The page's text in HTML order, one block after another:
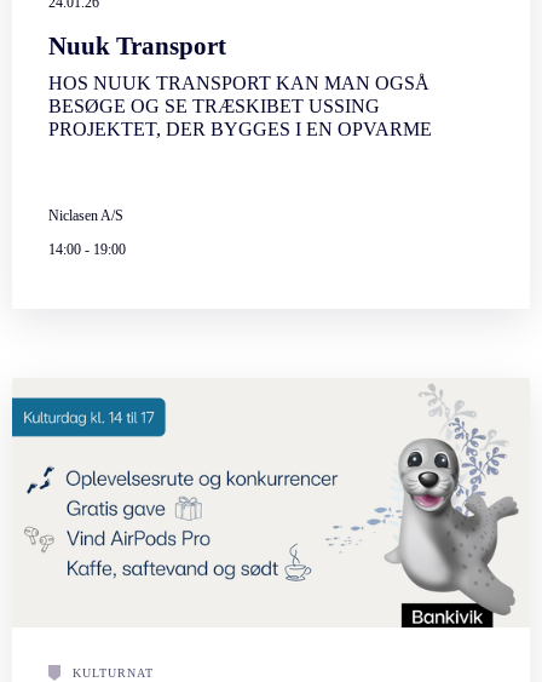
Nuuk Transport
HOS NUUK TRANSPORT KAN MAN OGSÅ
BESØGE OG SE TRÆSKIBET USSING
PROJEKTET, DER BYGGES I EN OPVARME
Niclasen A/S
14:00 - 19:00
KULTURNAT